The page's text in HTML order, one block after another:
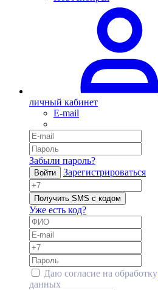
личный кабинет
E-mail
Забыли пароль?
Войти Зарегистрироваться
Получить SMS с кодом
Уже есть код?
Даю согласие на обработку
данных